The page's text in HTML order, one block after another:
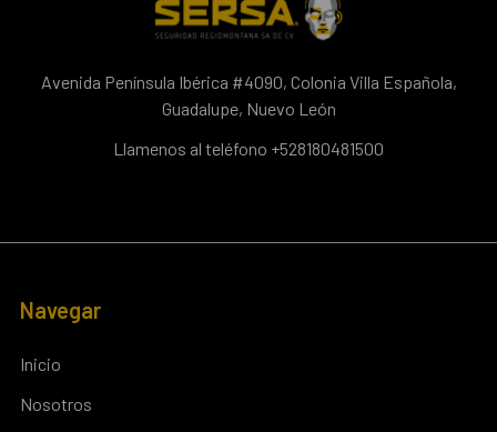
Avenida Península Ibérica #4090, Colonia Villa Española,
Guadalupe, Nuevo León
Llamenos al teléfono +528180481500
Navegar
Inicio
Nosotros